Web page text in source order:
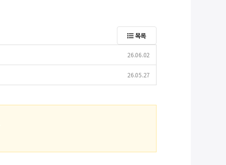
목록
26.06.02
26.05.27